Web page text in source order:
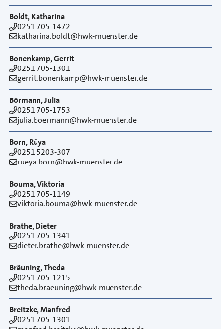
Boldt, Katharina
0251 705-1472
katharina.boldt@hwk-muenster.de
Bonenkamp, Gerrit
0251 705-1301
gerrit.bonenkamp@hwk-muenster.de
Börmann, Julia
0251 705-1753
julia.boermann@hwk-muenster.de
Born, Rüya
0251 5203-307
rueya.born@hwk-muenster.de
Bouma, Viktoria
0251 705-1149
viktoria.bouma@hwk-muenster.de
Brathe, Dieter
0251 705-1341
dieter.brathe@hwk-muenster.de
Bräuning, Theda
0251 705-1215
theda.braeuning@hwk-muenster.de
Breitzke, Manfred
0251 705-1301